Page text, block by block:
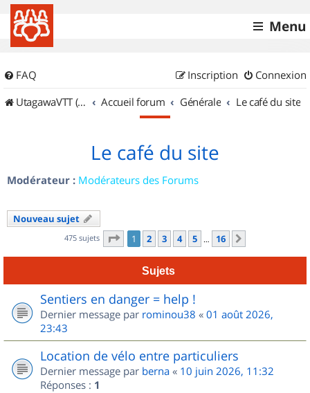
Menu
FAQ Connexion
Inscription
UtagawaVTT (Randos VTT et VTTAE avec traces GPS)
Accueil forum Générale Le café du site
Le café du site
Modérateur : Modérateurs des Forums
Nouveau sujet
475 sujets Page 1sur
1 2 3 4 5 … 16
Sujets
Sentiers en danger = help !
Dernier message par rominou38 « 01 août 2026,
23:43
Location de vélo entre particuliers
Dernier message par berna « 10 juin 2026, 11:32
Réponses : 1